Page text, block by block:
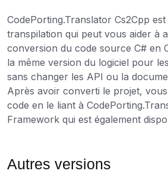
CodePorting.Translator Cs2Cpp
transpilation qui peut vous aider à
conversion du code source C# en
la même version du logiciel pour
sans changer les API ou la
Après avoir converti le projet,
code en le liant à
Framework qui est également
Autres versions